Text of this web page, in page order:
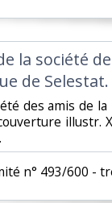
la société
de Selestat.
des amis de
illustr.
n° 493/600 -